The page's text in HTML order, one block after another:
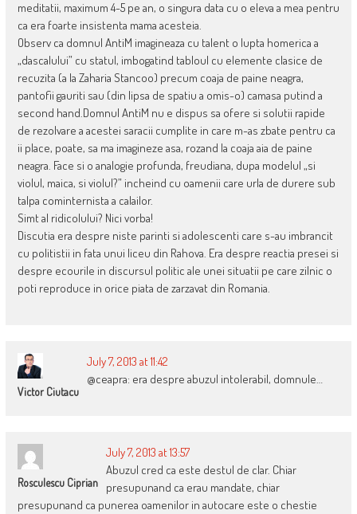
meditatii, maximum 4-5 pe an, o singura data cu o eleva a mea pentru
ca era foarte insistenta mama acesteia.
Observ ca domnul AntiM imagineaza cu talent o lupta homerica a
„dascalului” cu statul, imbogatind tabloul cu elemente clasice de
recuzita (a la Zaharia Stancoo) precum coaja de paine neagra,
pantofii gauriti sau (din lipsa de spatiu a omis-o) camasa putind a
second hand.Domnul AntiM nu e dispus sa ofere si solutii rapide
de rezolvare a acestei saracii cumplite in care m-as zbate pentru ca
ii place, poate, sa ma imagineze asa, rozand la coaja aia de paine
neagra. Face si o analogie profunda, freudiana, dupa modelul „si
violul, maica, si violul?” incheind cu oamenii care urla de durere sub
talpa cominternista a calailor.
Simt al ridicolului? Nici vorba!
Discutia era despre niste parinti si adolescenti care s-au imbrancit
cu politistii in fata unui liceu din Rahova. Era despre reactia presei si
despre ecourile in discursul politic ale unei situatii pe care zilnic o
poti reproduce in orice piata de zarzavat din Romania.
Victor Ciutacu
July 7, 2013 at 11:42
@ceapra: era despre abuzul intolerabil, domnule…
Rosculescu Ciprian
July 7, 2013 at 13:57
Abuzul cred ca este destul de clar. Chiar
presupunand ca erau mandate, chiar
presupunand ca punerea oamenilor in autocare este o chestie